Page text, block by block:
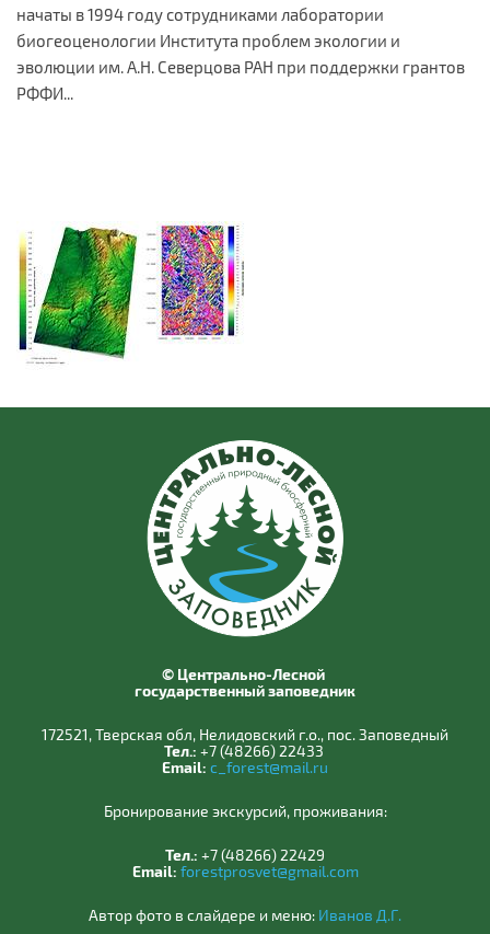
начаты в 1994 году сотрудниками лаборатории
биогеоценологии Института проблем экологии и
эволюции им. А.Н. Северцова РАН при поддержки грантов
РФФИ...
© Центрально-Лесной
государственный заповедник
172521, Тверская обл, Нелидовский г.о., пос. Заповедный
Тел.: +7 (48266) 22433
Email: c_forest@mail.ru
Бронирование экскурсий, проживания:
Тел.: +7 (48266) 22429
Email: forestprosvet@gmail.com
Автор фото в слайдере и меню: Иванов Д.Г.